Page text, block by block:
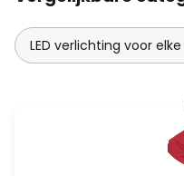
LED verlichting voor